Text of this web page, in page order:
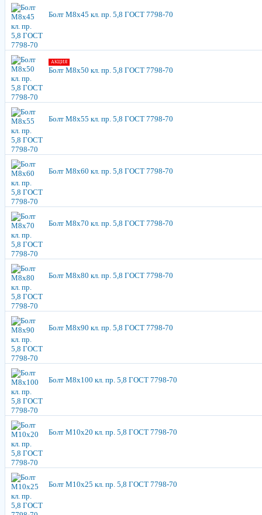
Болт М8х45 кл. пр. 5,8 ГОСТ 7798-70
АКЦИЯ
Болт М8х50 кл. пр. 5,8 ГОСТ 7798-70
Болт М8х55 кл. пр. 5,8 ГОСТ 7798-70
Болт М8х60 кл. пр. 5,8 ГОСТ 7798-70
Болт М8х70 кл. пр. 5,8 ГОСТ 7798-70
Болт М8х80 кл. пр. 5,8 ГОСТ 7798-70
Болт М8х90 кл. пр. 5,8 ГОСТ 7798-70
Болт М8х100 кл. пр. 5,8 ГОСТ 7798-70
Болт М10х20 кл. пр. 5,8 ГОСТ 7798-70
Болт М10х25 кл. пр. 5,8 ГОСТ 7798-70